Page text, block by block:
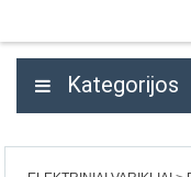
Kategorijos